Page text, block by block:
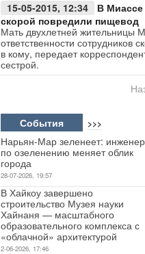
15-05-2015, 12:34
В
скорой повредили пищевод
Мать двухлетней жительницы
ответственности
в кому, передает
сестрой.
События >>>
Нарьян-Мар зеленеет: инженер
по озеленению меняет облик
города
28-07-2026, 19:57
В Хайкоу завершено
строительство Музея науки
Хайнаня — масштабного
образовательного комплекса с
«облачной» архитектурой
2-06-2026, 17:46